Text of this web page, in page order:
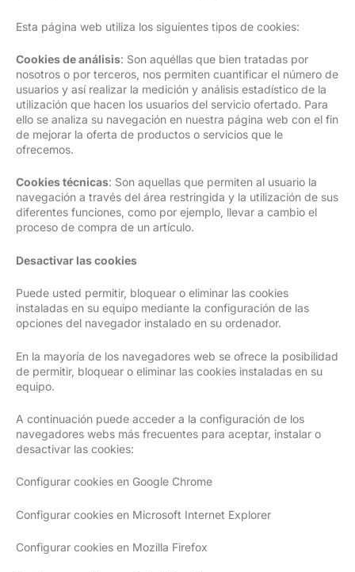
Esta página web utiliza los siguientes tipos de cookies:
Cookies de análisis: Son aquéllas que bien tratadas por
nosotros o por terceros, nos permiten cuantificar el número de
usuarios y así realizar la medición y análisis estadístico de la
utilización que hacen los usuarios del servicio ofertado. Para
ello se analiza su navegación en nuestra página web con el fin
de mejorar la oferta de productos o servicios que le
ofrecemos.
Cookies técnicas: Son aquellas que permiten al usuario la
navegación a través del área restringida y la utilización de sus
diferentes funciones, como por ejemplo, llevar a cambio el
proceso de compra de un artículo.
Desactivar las cookies
Puede usted permitir, bloquear o eliminar las cookies
instaladas en su equipo mediante la configuración de las
opciones del navegador instalado en su ordenador.
En la mayoría de los navegadores web se ofrece la posibilidad
de permitir, bloquear o eliminar las cookies instaladas en su
equipo.
A continuación puede acceder a la configuración de los
navegadores webs más frecuentes para aceptar, instalar o
desactivar las cookies:
Configurar cookies en Google Chrome
Configurar cookies en Microsoft Internet Explorer
Configurar cookies en Mozilla Firefox